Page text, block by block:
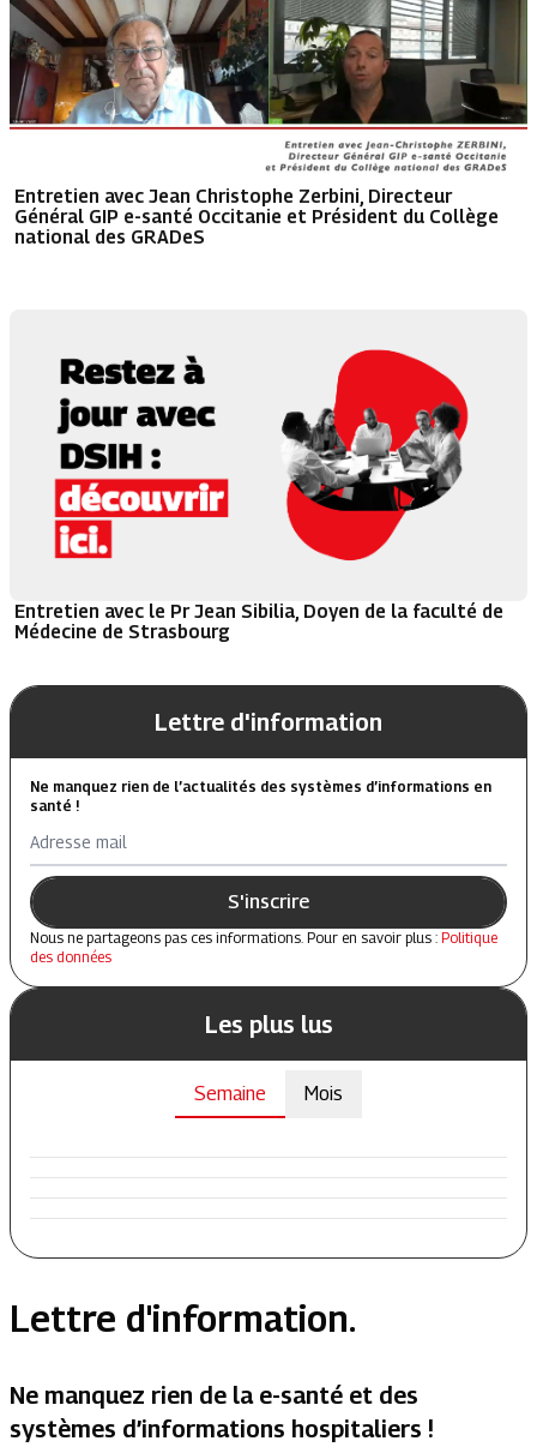
Entretien avec Jean Christophe Zerbini, Directeur
Général GIP e-santé Occitanie et Président du Collège
national des GRADeS
Entretien avec le Pr Jean Sibilia, Doyen de la faculté de
Médecine de Strasbourg
Lettre d'information
Ne manquez rien de l’actualités des systèmes d’informations en
santé !
Adresse mail
S'inscrire
Nous ne partageons pas ces informations. Pour en savoir plus : Politique
des données
Les plus lus
Semaine Mois
Lettre d'information.
Ne manquez rien de la e-santé et des
systèmes d’informations hospitaliers !